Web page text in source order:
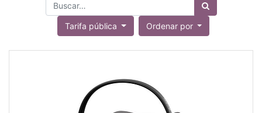
Tarifa pública Ordenar por